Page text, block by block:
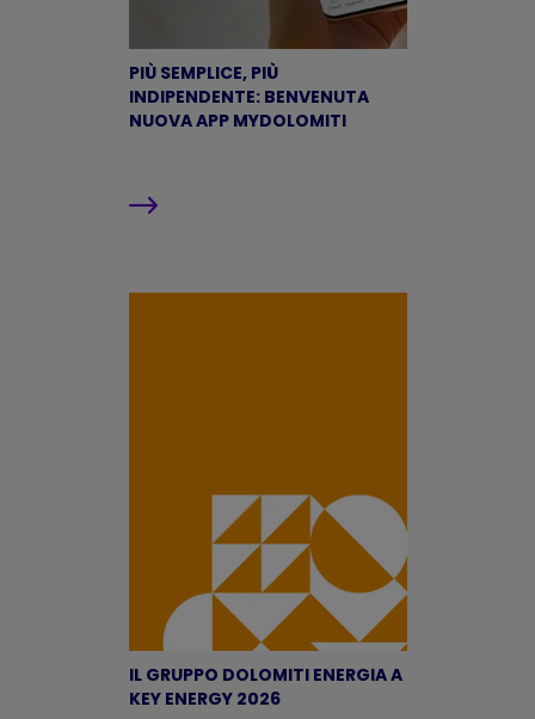
PIÙ SEMPLICE, PIÙ
INDIPENDENTE: BENVENUTA
NUOVA APP MYDOLOMITI
IL GRUPPO DOLOMITI ENERGIA A
KEY ENERGY 2026